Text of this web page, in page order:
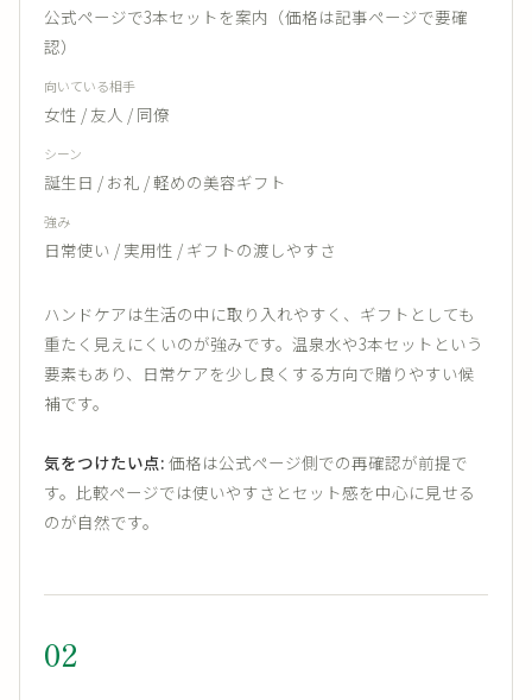
公式ページで3本セットを案内（価格は記事ページで要確
認）
向いている相手
女性 / 友人 / 同僚
シーン
誕生日 / お礼 / 軽めの美容ギフト
強み
日常使い / 実用性 / ギフトの渡しやすさ
ハンドケアは生活の中に取り入れやすく、ギフトとしても
重たく見えにくいのが強みです。温泉水や3本セットという
要素もあり、日常ケアを少し良くする方向で贈りやすい候
補です。
気をつけたい点: 価格は公式ページ側での再確認が前提で
す。比較ページでは使いやすさとセット感を中心に見せる
のが自然です。
02